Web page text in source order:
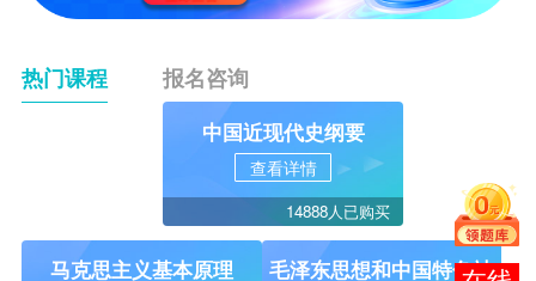
热门课程 报名咨询
中国近现代史纲要
查看详情
14888人已购买
马克思主义基本原理
毛泽东思想和中国特色社